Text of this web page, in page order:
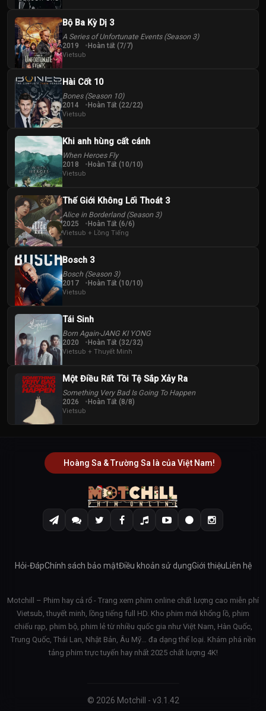
Bộ Ba Kỳ Dị 3
A Series of Unfortunate Events (Season 3)
2019 Hoàn tất (7/7)
Vietsub
Hài Cốt 10
Bones (Season 10)
2014 Hoàn Tất (22/22)
Vietsub
Khi anh hùng cất cánh
When Heroes Fly
2018 Hoàn Tất (10/10)
Vietsub
Thế Giới Không Lối Thoát 3
Alice in Borderland (Season 3)
2025 Hoàn Tất (6/6)
Vietsub + Lồng Tiếng
Bosch 3
Bosch (Season 3)
2017 Hoàn Tất (10/10)
Vietsub
Tái Sinh
Born Again-JANG KI YONG
2020 Hoàn Tất (32/32)
Vietsub + Thuyết Minh
Một Điều Rất Tồi Tệ Sắp Xảy Ra
Something Very Bad Is Going To Happen
2026 Hoàn Tất (8/8)
Vietsub
Hoàng Sa & Trường Sa là của Việt Nam!
Hỏi-ĐápChính sách bảo mậtĐiều khoản sử dụngGiới thiệuLiên hệ
Motchill – Phim hay cả rổ - Trang xem phim online chất lượng cao miễn phí
Vietsub, thuyết minh, lồng tiếng full HD. Kho phim mới khổng lồ, phim
chiếu rạp, phim bộ, phim lẻ từ nhiều quốc gia như Việt Nam, Hàn Quốc,
Trung Quốc, Thái Lan, Nhật Bản, Âu Mỹ… đa dạng thể loại. Khám phá nền
tảng phim trực tuyến hay nhất 2025 chất lượng 4K!
© 2026 Motchill - v3.1.42